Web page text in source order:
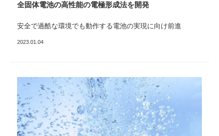
全固体電池の⾼性能の電極形成法を開発
安全で過酷な環境でも動作する電池の実現に向け前進
2023.01.04